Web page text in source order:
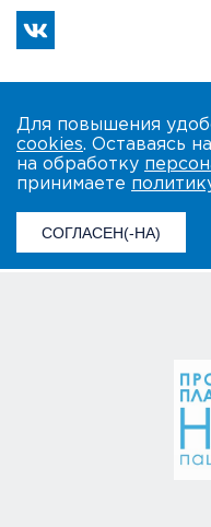
Для повышения
cookies. Оставаясь
на обработку
принимаете
СОГЛАСЕН(-НА)